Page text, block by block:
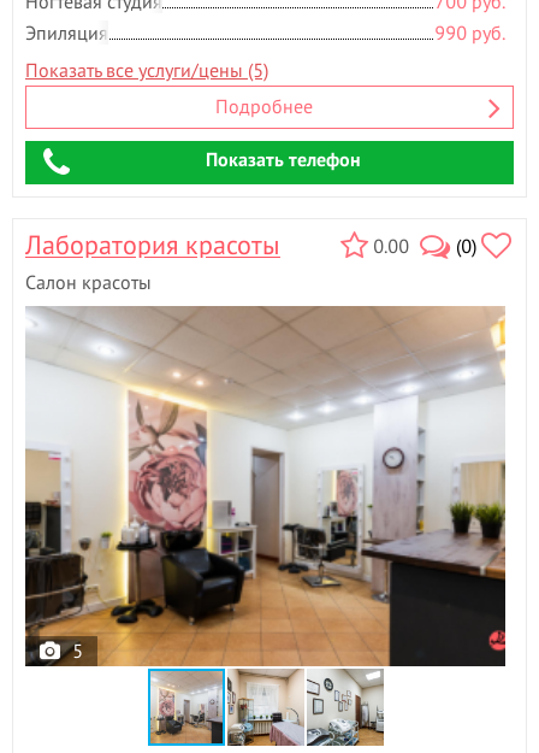
Эпиляция
990 руб.
Показать все услуги/цены (5)
Подробнее
Показать телефон
0.00 (0)
Лаборатория красоты
Салон красоты
5